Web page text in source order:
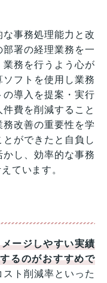
事務処理能力と改
署の経理業務を一
業務を行うよう心が
フトを使用し業務
導入を提案・実行
費を削減すること
改善の重要性を学
ができたと自負し
し、効率的な事務
ています。
ージしやすい実績
るのがおすすめで
ト削減率といった